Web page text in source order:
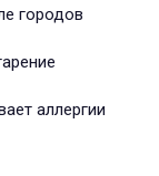
городов
аллергии